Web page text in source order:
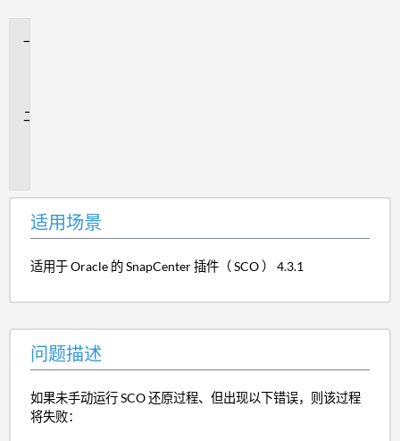
适用场景
适用于 Oracle 的 SnapCenter 插件（ SCO ） 4.3.1
问题描述
如果未手动运行 SCO 还原过程、但出现以下错误，则该过程
将失败：